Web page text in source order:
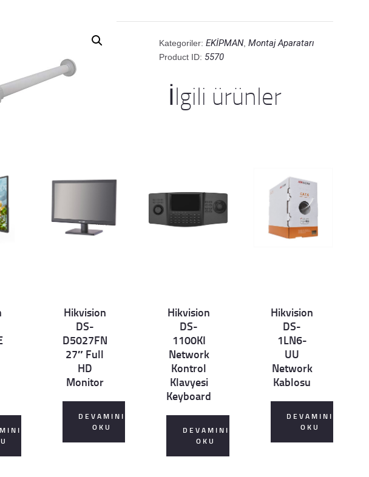
İLETIŞIM
Kategoriler: EKİPMAN, Montaj Aparatarı
Product ID: 5570
İlgili ürünler
Det
Hikvision
DS-
D5027FN
27″ Full
HD
Monitor
DEVAMINI
OKU
Det
Hikvision
DS-
1100KI
Network
Kontrol
Klavyesi
Keyboard
DEVAMINI
OKU
Det
Hikvision
DS-
1LN6-
UU
Network
Kablosu
DEVAMINI
OKU